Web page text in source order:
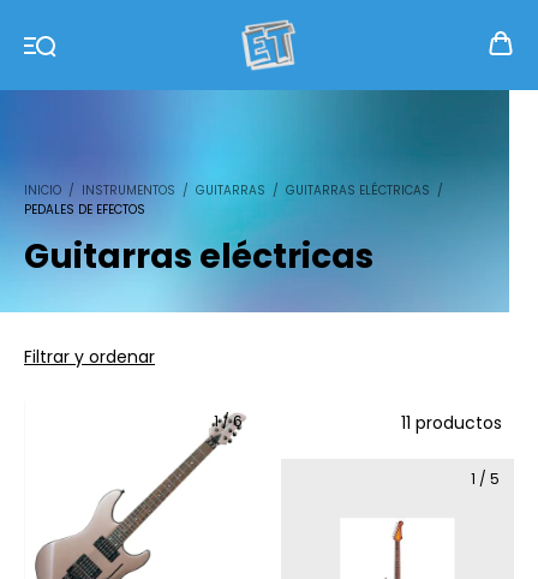
INICIO / INSTRUMENTOS / GUITARRAS / GUITARRAS ELÉCTRICAS /
PEDALES DE EFECTOS
Guitarras eléctricas
Filtrar y ordenar
11 productos
1/6
1 / 5